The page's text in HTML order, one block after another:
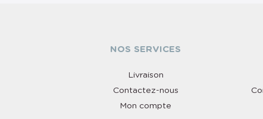
NOS SERVICES
Livraison
Contactez-nous
Mon compte